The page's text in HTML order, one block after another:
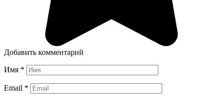
Добавить комментарий
Имя *
Email *